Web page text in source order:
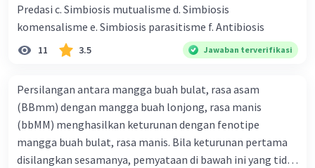
Predasi c. Simbiosis mutualisme d. Simbiosis
komensalisme e. Simbiosis parasitisme f. Antibiosis
11 3.5 Jawaban terverifikasi
Persilangan antara mangga buah bulat, rasa asam
(BBmm) dengan mangga buah lonjong, rasa manis
(bbMM) menghasilkan keturunan dengan fenotipe
mangga buah bulat, rasa manis. Bila keturunan pertama
disilangkan sesamanya, pemyataan di bawah ini yang tidak